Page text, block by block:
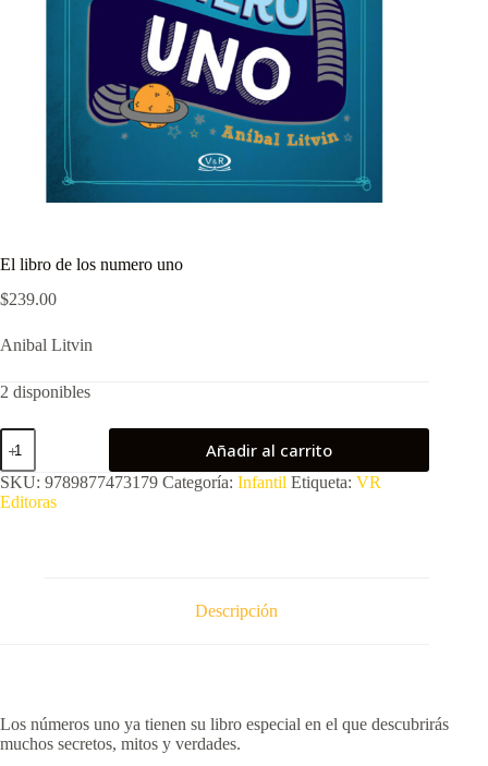
El libro de los numero uno
$239.00
Anibal Litvin
2 disponibles
El
libro
de
los
numero
Añadir al carrito
SKU: 9789877473179 Categoría: Infantil Etiqueta: VR
Editoras
Descripción
Los números uno ya tienen su libro especial en el que descubrirás
muchos secretos, mitos y verdades.